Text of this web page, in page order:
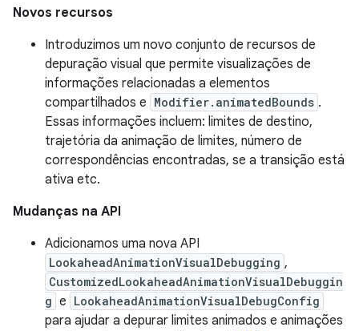
Novos recursos
Introduzimos um novo conjunto de recursos de
depuração visual que permite visualizações de
informações relacionadas a elementos
compartilhados e Modifier.animatedBounds .
Essas informações incluem: limites de destino,
trajetória da animação de limites, número de
correspondências encontradas, se a transição está
ativa etc.
Mudanças na API
Adicionamos uma nova API
LookaheadAnimationVisualDebugging ,
CustomizedLookaheadAnimationVisualDebuggin
g e LookaheadAnimationVisualDebugConfig
para ajudar a depurar limites animados e animações